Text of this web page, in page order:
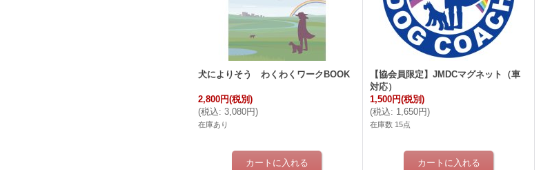
犬によりそう わくわくワークBOOK
2,800円(税別)
(税込: 3,080円)
在庫あり
【協会員限定】JMDCマグネット（車
対応）
1,500円(税別)
(税込: 1,650円)
在庫数 15点